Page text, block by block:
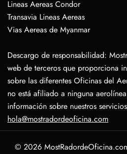
Lineas Aereas Condor
Transavia Lineas Aereas
Vias Aereas de Myanmar
Descargo de responsabilidad:
web de terceros que proporciona
sobre las diferentes Oficinas del
no está afiliado a ninguna
información sobre nuestros
hola@mostradordeoficina.com
© 2026